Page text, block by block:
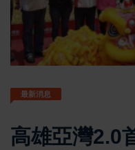
最新消息
高雄亞灣2.0